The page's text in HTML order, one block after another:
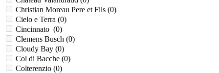
Christian Moreau Pere et Fils (0)
Cielo e Terra (0)
Cincinnato (0)
Clemens Busch (0)
Cloudy Bay (0)
Col di Bacche (0)
Colterenzio (0)